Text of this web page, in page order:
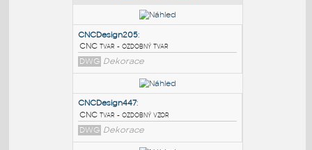
PODOBNÉ BLOKY:
CNCDesign205: